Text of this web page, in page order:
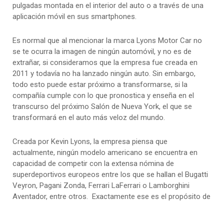
pulgadas montada en el interior del auto o a través de una
aplicación móvil en sus smartphones.
Es normal que al mencionar la marca Lyons Motor Car no
se te ocurra la imagen de ningún automóvil, y no es de
extrañar, si consideramos que la empresa fue creada en
2011 y todavía no ha lanzado ningún auto. Sin embargo,
todo esto puede estar próximo a transformarse, si la
compañía cumple con lo que pronostica y enseña en el
transcurso del próximo Salón de Nueva York, el que se
transformará en el auto más veloz del mundo.
Creada por Kevin Lyons, la empresa piensa que
actualmente, ningún modelo americano se encuentra en
capacidad de competir con la extensa nómina de
superdeportivos europeos entre los que se hallan el Bugatti
Veyron, Pagani Zonda, Ferrari LaFerrari o Lamborghini
Aventador, entre otros. Exactamente ese es el propósito de